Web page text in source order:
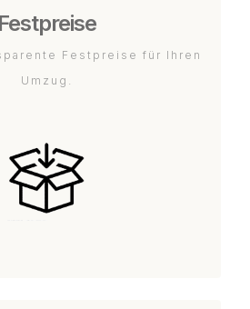
Festpreise
Festpreise für Ihren
Umzug.